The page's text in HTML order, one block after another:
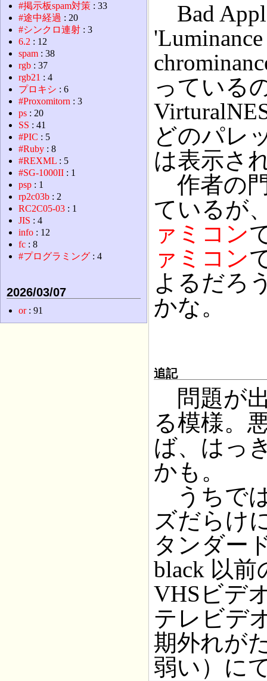
Bad
っている
どのパレ
は表示さ
作者の
ているが
ァミコン
ァミコン
よるだろ
かな。
追記
問題が
る模様。
ば、はっ
かも。
うちで
ズだらけ
タンダー
black 以
VHSビデ
テレビデ
期外れが
弱い）に
#掲示板spam対策 : 33
#途中経過 : 20
#シンクロ連射 : 3
6.2 : 12
spam : 38
rgb : 37
rgb21 : 4
プロキシ : 6
#Proxomitorn : 3
ps : 20
SS : 41
#PIC : 5
#Ruby : 8
#REXML : 5
#SG-1000II : 1
psp : 1
rp2c03b : 2
RC2C05-03 : 1
JIS : 4
info : 12
fc : 8
#プログラミング : 4
2026/03/07
or: 91